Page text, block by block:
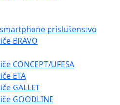
príslušenstvo
BRAVO
CONCEPT/UFESA
ETA
GALLET
GOODLINE